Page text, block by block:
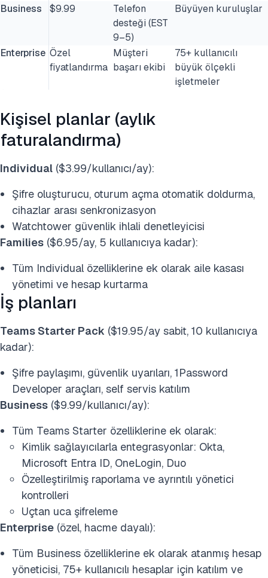
Business $9.99
Telefon
desteği (EST
9–5)
Büyüyen kuruluşlar
Enterprise Özel
fiyatlandırma
Müşteri
başarı ekibi
75+ kullanıcılı
büyük ölçekli
işletmeler
Kişisel planlar (aylık
faturalandırma)
Individual ($3.99/kullanıcı/ay):
Şifre oluşturucu, oturum açma otomatik doldurma,
cihazlar arası senkronizasyon
Watchtower güvenlik ihlali denetleyicisi
Families ($6.95/ay, 5 kullanıcıya kadar):
Tüm Individual özelliklerine ek olarak aile kasası
yönetimi ve hesap kurtarma
İş planları
Teams Starter Pack ($19.95/ay sabit, 10 kullanıcıya
kadar):
Şifre paylaşımı, güvenlik uyarıları, 1Password
Developer araçları, self servis katılım
Business ($9.99/kullanıcı/ay):
Tüm Teams Starter özelliklerine ek olarak:
Kimlik sağlayıcılarla entegrasyonlar: Okta,
Microsoft Entra ID, OneLogin, Duo
Özelleştirilmiş raporlama ve ayrıntılı yönetici
kontrolleri
Uçtan uca şifreleme
Enterprise (özel, hacme dayalı):
Tüm Business özelliklerine ek olarak atanmış hesap
yöneticisi, 75+ kullanıcılı hesaplar için katılım ve